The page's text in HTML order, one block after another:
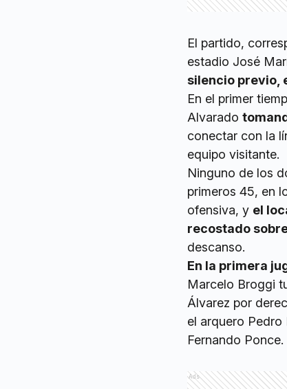
El partido,
estadio José
silencio previo,
En el primer
Alvarado
conectar con la
equipo visitante.
Ninguno de los
primeros 45, en
ofensiva, y el
recostado
descanso.
En la primera
Marcelo Broggi
Álvarez por
el arquero Pedro
Fernando Ponce.
Ads